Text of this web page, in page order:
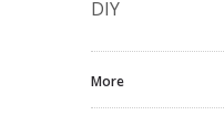
DIY
More